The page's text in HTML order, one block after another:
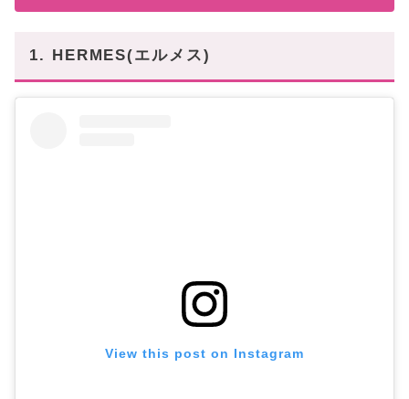
1. HERMES(エルメス)
View this post on Instagram